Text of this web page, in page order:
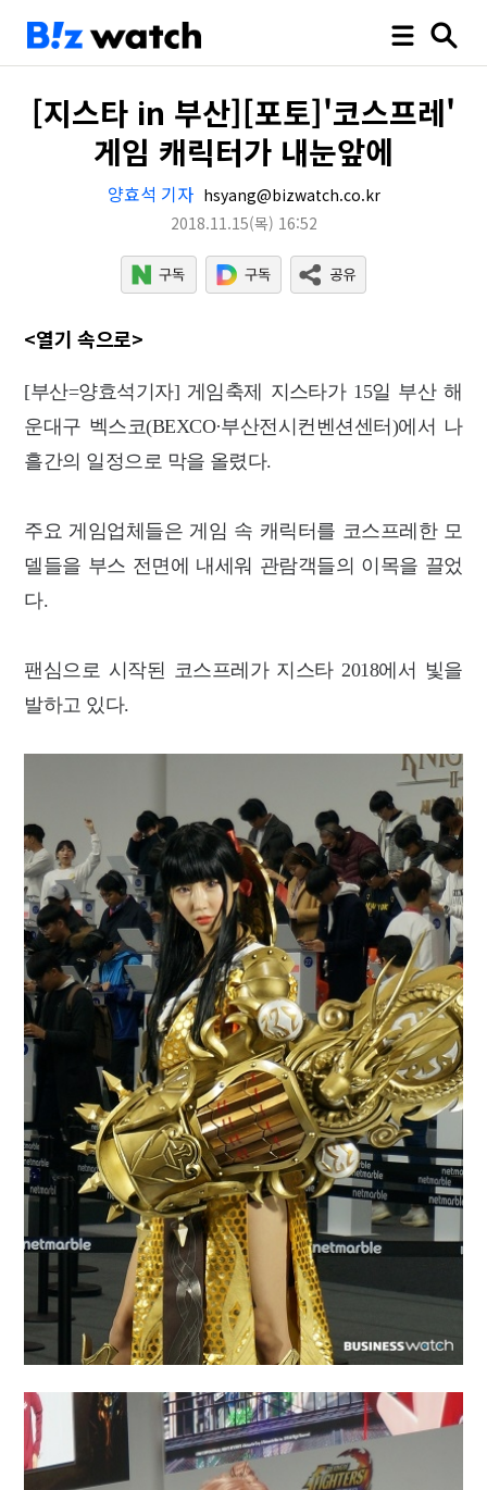
[지스타 in 부산][포토]'코스프레'
게임 캐릭터가 내눈앞에
양효석 기자 hsyang@bizwatch.co.kr
2018.11.15(목) 16:52
<열기 속으로>
[부산=양효석기자] 게임축제 지스타가 15일 부산 해
운대구 벡스코(BEXCO·부산전시컨벤션센터)에서 나
흘간의 일정으로 막을 올렸다.
주요 게임업체들은 게임 속 캐릭터를 코스프레한 모
델들을 부스 전면에 내세워 관람객들의 이목을 끌었
다.
팬심으로 시작된 코스프레가 지스타 2018에서 빛을
발하고 있다.